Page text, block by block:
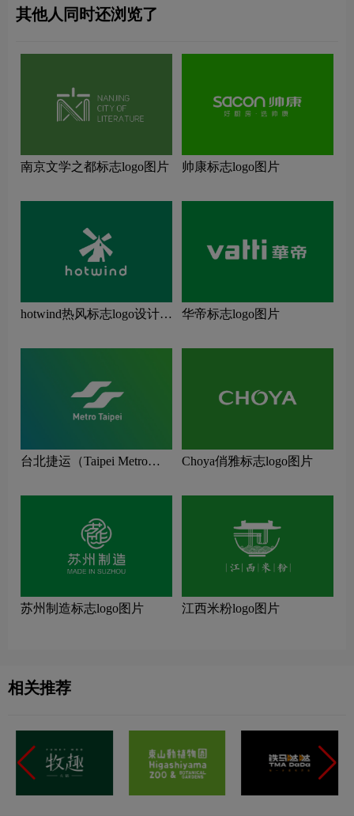
其他人同时还浏览了
南京文学之都标志logo图片 帅康标志logo图片
hotwind热风标志logo设计理
华帝标志logo图片
台北捷运（Taipei Metro）
Choya俏雅标志logo图片
苏州制造标志logo图片 江西米粉logo图片
相关推荐